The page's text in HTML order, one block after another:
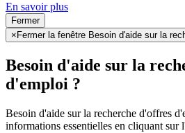
En savoir plus
Fermer
× Fermer la fenêtre Besoin d'aide sur la
Besoin d'aide sur la
d'emploi ?
Besoin d'aide sur la recherche d'offres
informations essentielles en cliquant sur